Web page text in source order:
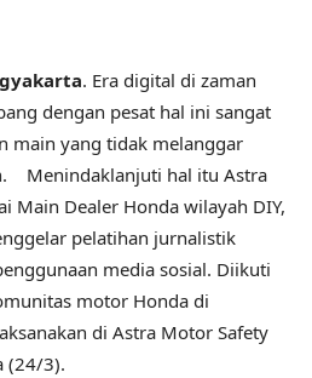
. Era digital di zaman
dengan pesat hal ini sangat
main yang tidak melanggar
Menindaklanjuti hal itu Astra
Main Dealer Honda wilayah DIY,
pelatihan jurnalistik
media sosial. Diikuti
motor Honda di
di Astra Motor Safety
(24/3).